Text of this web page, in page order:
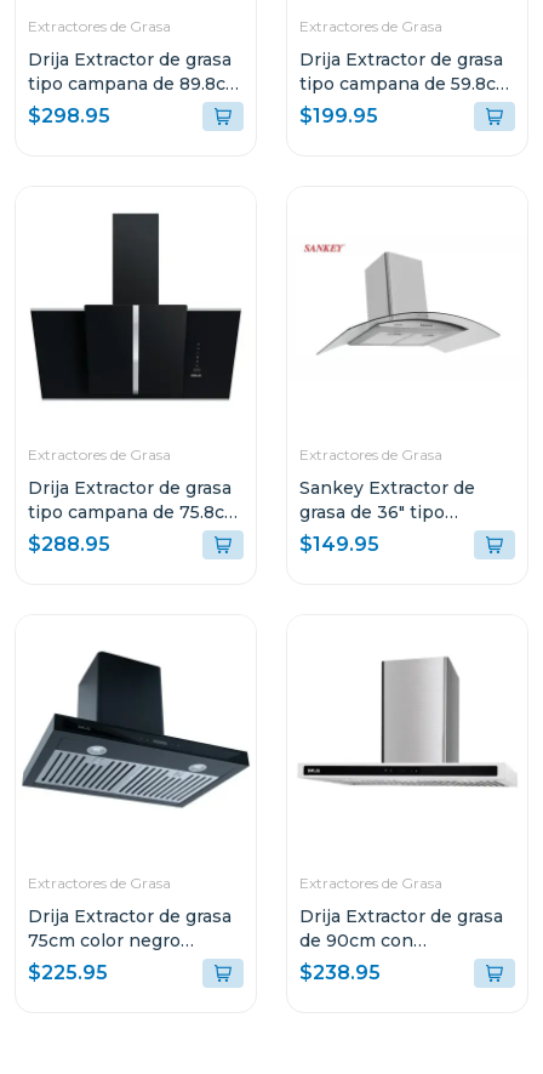
Extractores de Grasa
Drija Extractor de grasa
tipo campana de 89.8cm
acabado negro
$298.95
Extractores de Grasa
Drija Extractor de grasa
tipo campana de 59.8cm
triangolo
$199.95
Extractores de Grasa
Drija Extractor de grasa
tipo campana de 75.8cm
acabado negro triangolo
$288.95
Extractores de Grasa
Sankey Extractor de
grasa de 36" tipo
campana acero 9029scg
$149.95
Extractores de Grasa
Drija Extractor de grasa
75cm color negro
quadrato 76
$225.95
Extractores de Grasa
Drija Extractor de grasa
de 90cm con
iluminacion led quadrato
90
$238.95